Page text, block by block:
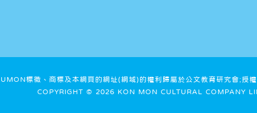
標徵、商標及本網頁的網址(網域)的權利歸屬於公文教育研究會;授
COPYRIGHT © 2026 KON MON CULTURAL COMPANY